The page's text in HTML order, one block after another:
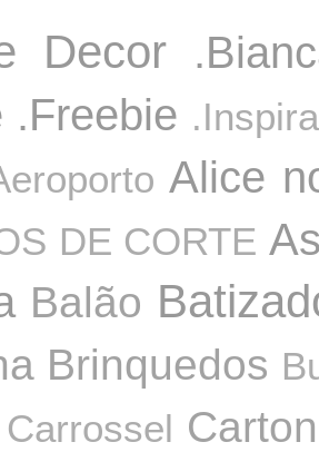
Decor
.Freebie
Alice
DE CORTE
Balão
Brinquedos
Carrossel